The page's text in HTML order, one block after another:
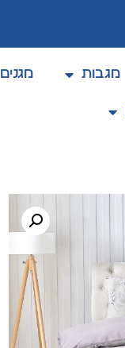
מגבות מגנים